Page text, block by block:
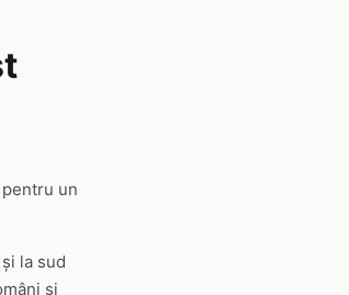
un
la sud
și